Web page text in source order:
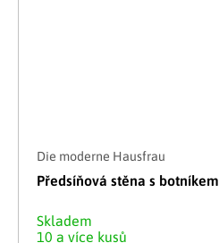
Die moderne Hausfrau
Předsíňová stěna s botníkem
Skladem
10 a více kusů